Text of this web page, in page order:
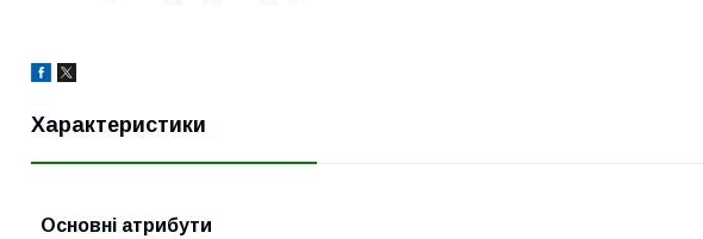
Характеристики
Основні атрибути